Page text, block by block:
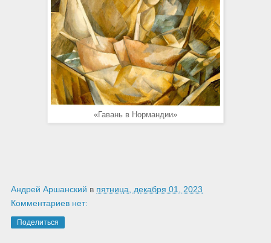
«Гавань в Нормандии»
Андрей Аршанский в пятница, декабря 01, 2023
Комментариев нет:
Поделиться